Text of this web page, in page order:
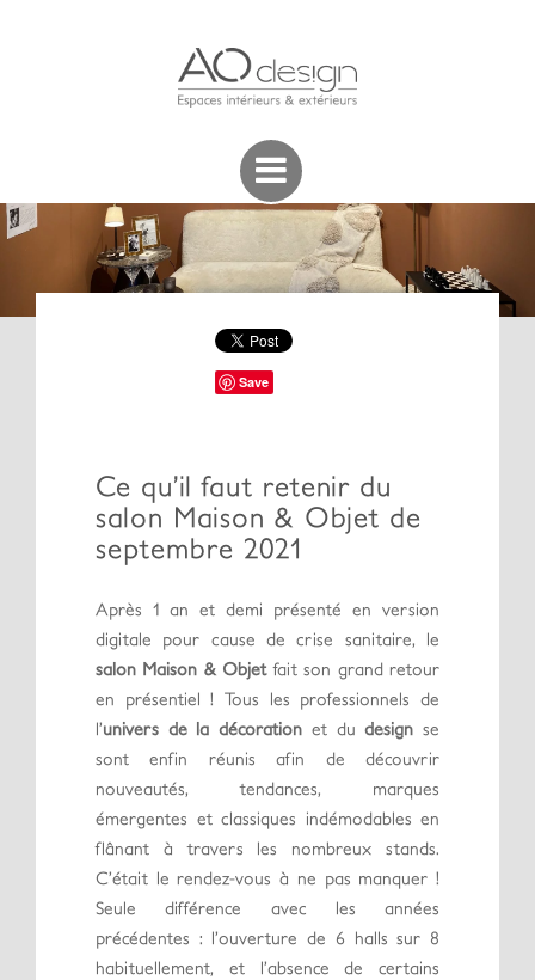
Save
Ce qu’il faut retenir du
salon Maison & Objet de
septembre 2021
Après 1 an et demi présenté en version
digitale pour cause de crise sanitaire, le
salon Maison & Objetfait son grand retour
en présentiel ! Tous les professionnels de
l’univers de la décoration et dudesign se
sont enfin réunis afin de découvrir
nouveautés, tendances, marques
émergentes et classiques indémodables en
flânant à travers les nombreux stands.
C’était le rendez-vous à ne pas manquer !
Seule différence avec les années
précédentes : l’ouverture de 6 halls sur 8
habituellement, et l’absence de certains